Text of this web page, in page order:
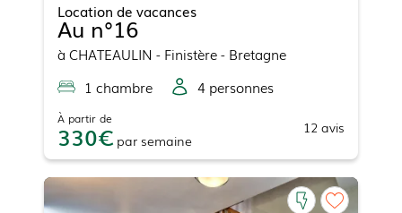
Location de vacances
Au n°16
à CHATEAULIN - Finistère - Bretagne
1 chambre 4 personnes
À partir de
330 par semaine
12 avis